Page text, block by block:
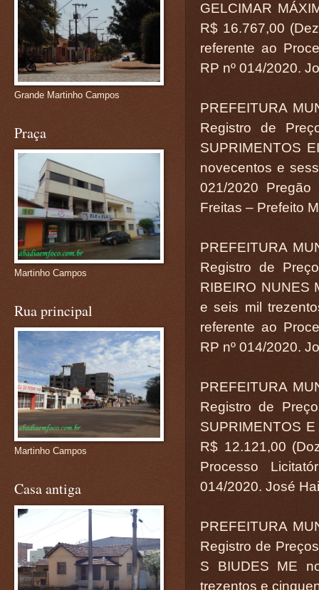
GELCIMAR
R$ 16.767,00
referente ao
RP nº 014/2020.
PREFEITURA
Registro de
SUPRIMENTOS
novecentos e
021/2020
Freitas – Prefeito
PREFEITURA
Registro de
RIBEIRO NUNES
e seis mil
referente ao
RP nº 014/2020.
PREFEITURA
Registro de
SUPRIMENTOS
R$ 12.121,00
Processo
014/2020. José
PREFEITURA
Registro de
S BIUDES ME
trezentos e
Grande Martinho Campos
Praça
Martinho Campos
Rua principal
Martinho Campos
Casa antiga